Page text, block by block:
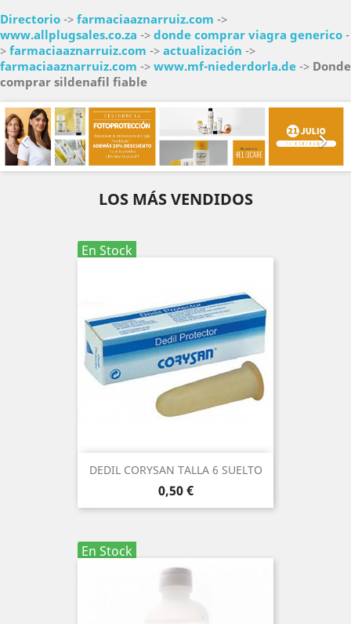
Directorio -> farmaciaaznarruiz.com ->
www.allplugsales.co.za -> donde comprar viagra generico -
> farmaciaaznarruiz.com -> actualización ->
farmaciaaznarruiz.com -> www.mf-niederdorla.de -> Donde
comprar sildenafil fiable

Anterior

LOS MÁS VENDIDOS
En Stock
DEDIL CORYSAN TALLA 6 SUELTO
Precio
0,50 €
En Stock